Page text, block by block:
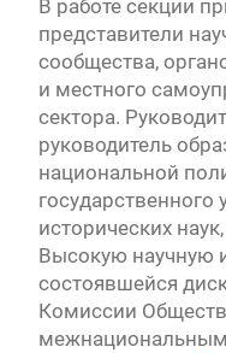
В работе секции
представители
сообщества,
и местного
сектора.
руководитель
национальной
исторических
Высокую научную
состоявшейся
Комиссии